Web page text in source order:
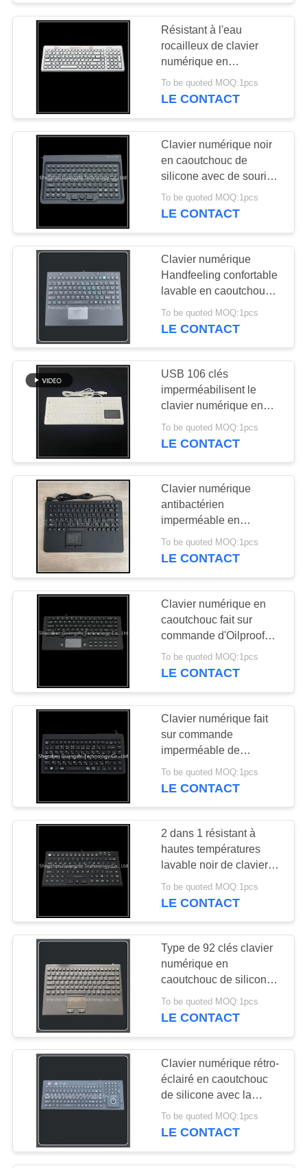
POLICY
Résistant à l'eau
rocailleux de clavier
numérique en
caoutchouc de silicone
avec 109 boutons
To be quoted MOQ:1pcs
LE CONTACT
Clavier numérique noir
en caoutchouc de
silicone avec de souris
de boule de commande
la connexion Usb ou
To be quoted MOQ:1pcs
LE CONTACT
Clavier numérique
Handfeeling confortable
lavable en caoutchouc
de silicone d'interface
d'Usb
To be quoted MOQ:1pcs
LE CONTACT
USB 106 clés
imperméabilisent le
clavier numérique en
caoutchouc de silicone
de clavier de silicone
To be quoted MOQ:1pcs
LE CONTACT
Clavier numérique
antibactérien
imperméable en
caoutchouc de silicone
pour l'équipement
To be quoted MOQ:1pcs
LE CONTACT
Clavier numérique en
caoutchouc fait sur
commande d'Oilproof
avec antipoussière
imperméable d'écran
To be quoted MOQ:1pcs
LE CONTACT
Clavier numérique fait
sur commande
imperméable de
silicone, clavier médical
de connexion d'interface
To be quoted MOQ:1pcs
LE CONTACT
2 dans 1 résistant à
hautes températures
lavable noir de clavier et
de souris
To be quoted MOQ:1pcs
LE CONTACT
Type de 92 clés clavier
numérique en
caoutchouc de silicone
avec l'intégration de
souris de Touchpad
To be quoted MOQ:1pcs
LE CONTACT
Clavier numérique rétro-
éclairé en caoutchouc
de silicone avec la
souris de grande
précision de boule de
To be quoted MOQ:1pcs
LE CONTACT